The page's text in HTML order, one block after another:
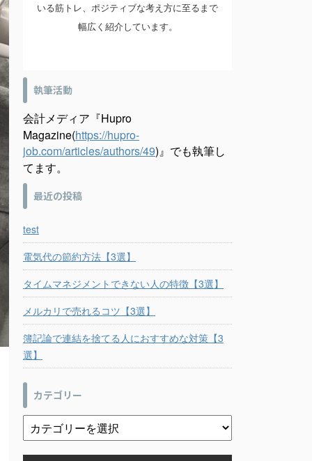
いる筋トレ、ポジティブな考え方に至るまで
幅広く紹介しています。
執筆活動
会計メディア『Hupro
Magazine(https://hupro-
job.com/articles/authors/49)』でも執筆し
てます。
最近の投稿
test
電気代の節約方法【3選】
タイムマネジメントできない人の特徴【3選】
メルカリで売れるコツ【3選】
簿記論で連結を捨てる人におすすめな対策【3
選】
カテゴリー